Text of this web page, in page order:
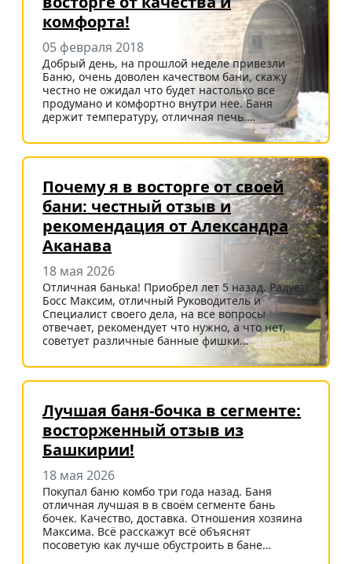
комфорта!
05 февраля 2018
Добрый день, на прошлой неделе привезли
Баню, очень доволен качеством бани, скажу
честно не ожидал что будет настолько все
продумано и комфортно внутри нее. Баня
держит температуру, отличная печь.…
Почему я в восторге от своей
бани: честный отзыв и
рекомендация от Александра
Аканава
18 мая 2026
Отличная банька! Приобрел лет 5 назад. Радует!
Босс Максим, отличный Руководитель и
Специалист своего дела, на все вопросы
отвечает, рекомендует что нужно, а что нет,
советует различные банные фишки…
Лучшая баня-бочка в сегменте:
восторженный отзыв из
Башкирии!
18 мая 2026
Покупал баню комбо три года назад. Баня
отличная лучшая в в своём сегменте бань
бочек. Качество, доставка. Отношения хозяина
Максима. Всё расскажут всё объяснят
посоветую как лучше обустроить в бане…